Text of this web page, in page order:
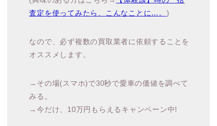
査定を使ってみたら、こんなことに…。 )
なので、必ず複数の買取業者に依頼することを
オススメします。
→その場(スマホ)で30秒で愛車の価値を調べて
みる。
→今だけ、10万円もらえるキャンペーン中!